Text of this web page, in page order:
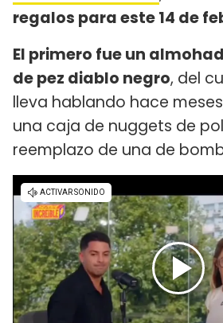
regalos para este 14 de
El primero fue un
de pez diablo negro, del
lleva hablando hace
una caja de nuggets de
reemplazo de una de